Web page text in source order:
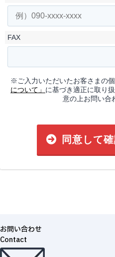
FAX
※ご入力いただいたお客さまの個
について」 に基づき適正に取り
意の上お問い合
同意して
お問い合わせ
Contact